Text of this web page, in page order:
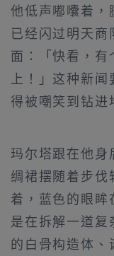
他低声嘟囔着，
已经闪过明天商
面：「快看，有
上！」这种新
得被嘲笑到钻进
玛尔塔跟在他身
绸裙摆随着步伐
着，蓝色的眼眸
是在拆解一道复
的白骨构造体、